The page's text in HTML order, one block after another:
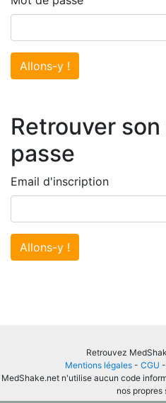
Allons-y !
Retrouver
passe
Email d'inscription
Allons-y !
Retrouvez
Mentions légales - CGU -
MedShake.net n'utilise aucun code
nos propres